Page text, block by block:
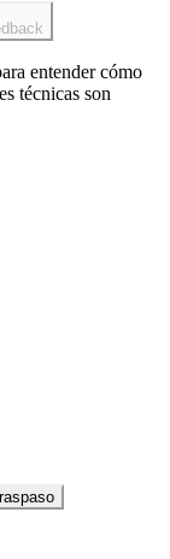
entender cómo
técnicas son